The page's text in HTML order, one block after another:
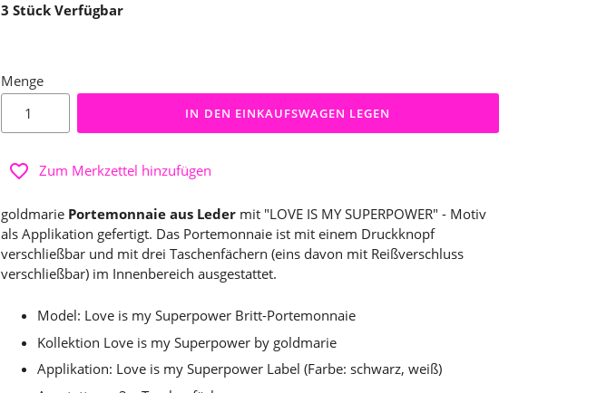
3 Stück Verfügbar
Menge
IN DEN EINKAUFSWAGEN LEGEN
Zum Merkzettel hinzufügen
goldmarie Portemonnaie aus Leder mit "LOVE IS MY SUPERPOWER" - Motiv
als Applikation gefertigt. Das Portemonnaie ist mit einem Druckknopf
verschließbar und mit drei Taschenfächern (eins davon mit Reißverschluss
verschließbar) im Innenbereich ausgestattet.
Model: Love is my Superpower Britt-Portemonnaie
Kollektion Love is my Superpower by goldmarie
Applikation: Love is my Superpower Label (Farbe: schwarz, weiß)